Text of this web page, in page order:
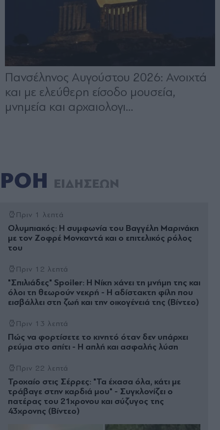
ΡΟΗ ΕΙΔΗΣΕΩΝ
Πριν 1 λεπτά
Ολυμπιακός: Η συμφωνία του Βαγγέλη Μαρινάκη
με τον Ζοφρέ Μονκαντά και ο επιτελικός ρόλος
του
Πριν 12 λεπτά
"Σπιλιάδες" Spoiler: Η Νίκη χάνει τη μνήμη της και
όλοι τη θεωρούν νεκρή - Η αδίστακτη φίλη που
εισβάλλει στη ζωή και την οικογένειά της (Βίντεο)
Πριν 13 λεπτά
Πώς να φορτίσετε το κινητό όταν δεν υπάρχει
ρεύμα στο σπίτι - Η απλή και ασφαλής λύση
Πριν 22 λεπτά
Τροχαίο στις Σέρρες: "Τα έχασα όλα, κάτι με
τράβαγε στην καρδιά μου" - Συγκλονίζει ο
πατέρας του 21χρονου και σύζυγος της
43χρονης (Βίντεο)